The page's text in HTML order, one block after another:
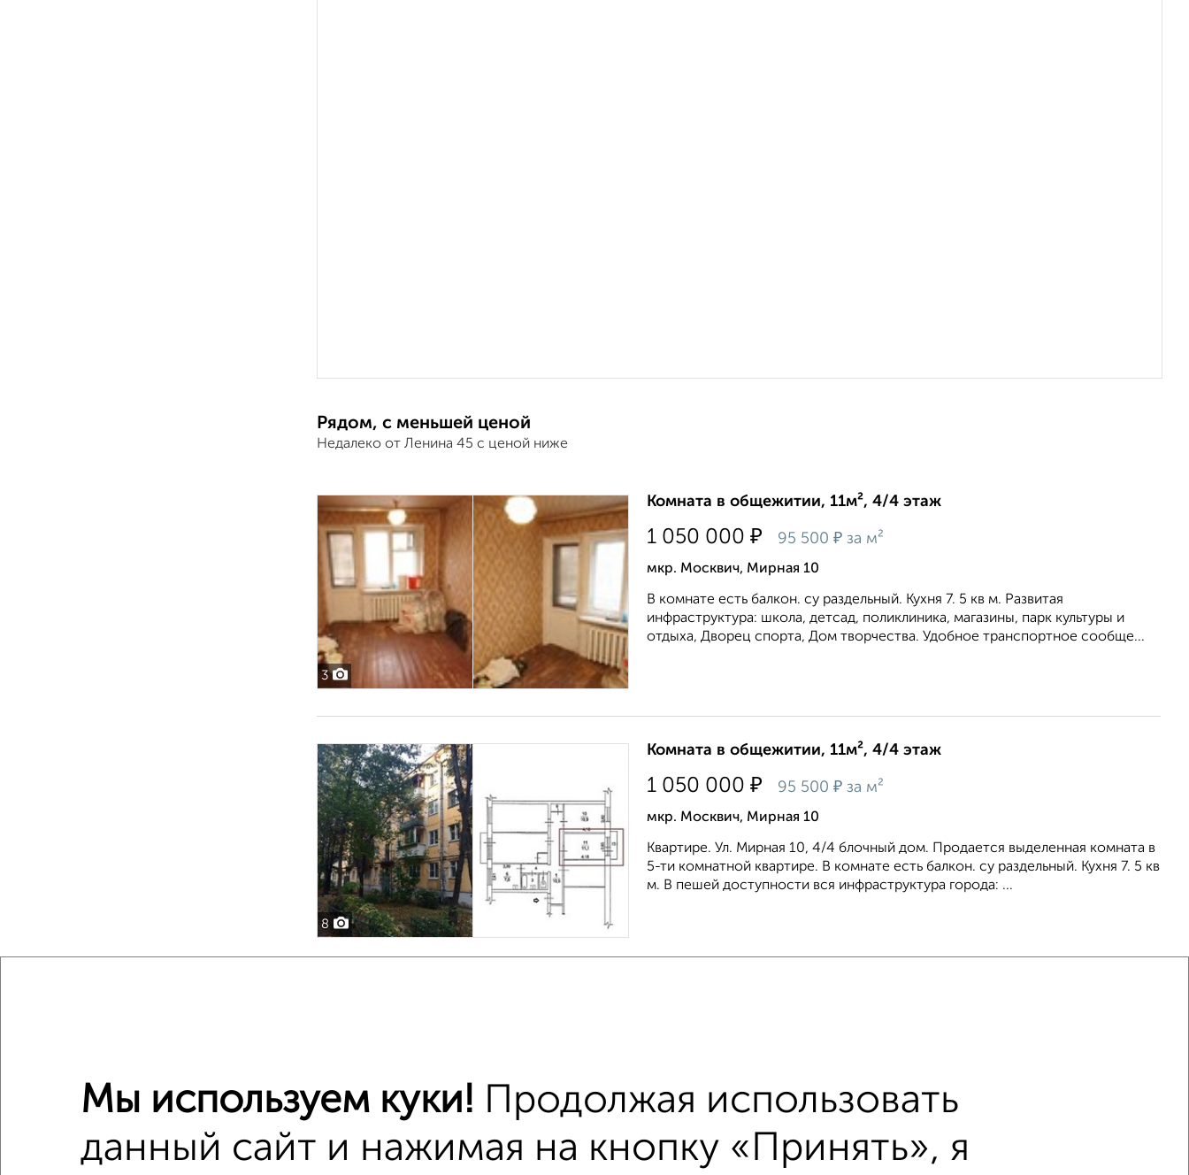
Рядом, с меньшей ценой
Недалеко от Ленина 45 с ценой ниже
3
Комната в общежитии, 11м², 4/4 этаж
1 050 000 ₽ 95 500 ₽ за м²
мкр. Москвич, Мирная 10
В комнате есть балкон. су раздельный. Кухня 7. 5 кв м. Развитая
инфраструктура: школа, детсад, поликлиника, магазины, парк культуры и
отдыха, Дворец спорта, Дом творчества. Удобное транспортное сообще...
8
Комната в общежитии, 11м², 4/4 этаж
1 050 000 ₽ 95 500 ₽ за м²
мкр. Москвич, Мирная 10
Квартире. Ул. Мирная 10, 4/4 блочный дом. Продается выделенная комната в
5-ти комнатной квартире. В комнате есть балкон. су раздельный. Кухня 7. 5 кв
м. В пешей доступности вся инфраструктура города: ...
Комната с балконом. Возможен торг. Кухня 8 кв.м. С/у раздельно. Комната
14кв.м....
Мы используем куки! Продолжая использовать
данный сайт и нажимая на кнопку «Принять», я